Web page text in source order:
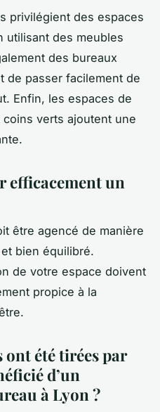
privilégient des espaces
utilisant des meubles
des bureaux
de passer facilement de
Enfin, les espaces de
verts ajoutent une
efficacement un
être agencé de manière
bien équilibré.
de votre espace doivent
propice à la
ont été tirées par
d’un
à Lyon ?